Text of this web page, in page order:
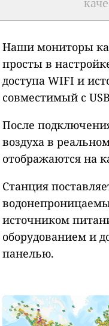
Наши мониторы
просты в
доступа WIFI и
совместимый с
После
воздуха в
отображаются на
Станция
источником
оборудованием и
панелью.